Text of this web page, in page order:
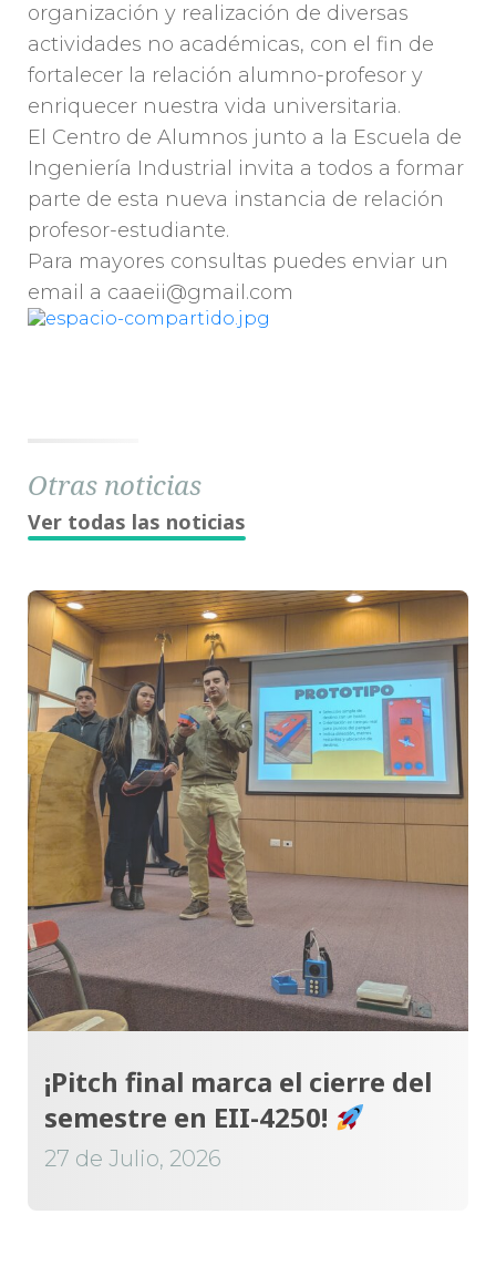
organización y realización de diversas
actividades no académicas, con el fin de
fortalecer la relación alumno-profesor y
enriquecer nuestra vida universitaria.
El Centro de Alumnos junto a la Escuela de
Ingeniería Industrial invita a todos a formar
parte de esta nueva instancia de relación
profesor-estudiante.
Para mayores consultas puedes enviar un
email a caaeii@gmail.com
Otras noticias
Ver todas las noticias
¡Pitch final marca el cierre del
semestre en EII-4250!
27 de Julio, 2026